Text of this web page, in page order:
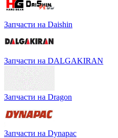
Запчасти на Daishin
Запчасти на DALGAKIRAN
Запчасти на Dragon
Запчасти на Dynapac